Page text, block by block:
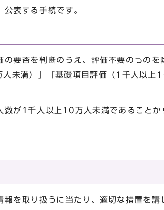
表する手続です。
要否を判断のうえ、評価不要のもの
未満）」「基礎項目評価（1千人以上
が1千人以上10万人未満であることか
を取り扱うに当たり、適切な措置を講